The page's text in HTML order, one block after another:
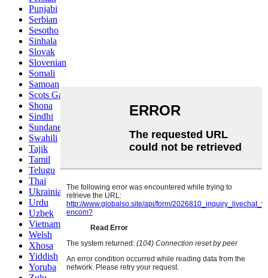
Punjabi
Serbian
Sesotho
Sinhala
Slovak
Slovenian
Somali
Samoan
Scots Gaelic
Shona
Sindhi
Sundanese
Swahili
Tajik
Tamil
Telugu
Thai
Ukrainian
Urdu
Uzbek
Vietnamese
Welsh
Xhosa
Yiddish
Yoruba